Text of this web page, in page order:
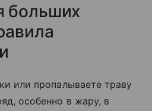
больших
или пропалываете траву
особенно в жару, в